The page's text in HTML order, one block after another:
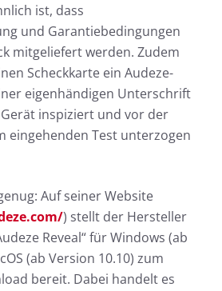
ist, dass
und Garantiebedingungen
mitgeliefert werden. Zudem
Scheckkarte ein Audeze-
eigenhändigen Unterschrift
inspiziert und vor der
eingehenden Test unterzogen
Auf seiner Website
) stellt der Hersteller
Reveal“ für Windows (ab
(ab Version 10.10) zum
bereit. Dabei handelt es